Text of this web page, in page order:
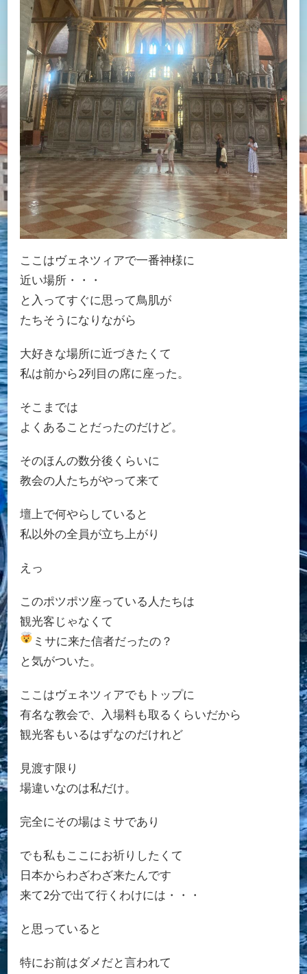
ここはヴェネツィアで一番神様に
近い場所・・・
と入ってすぐに思って鳥肌が
たちそうになりながら
大好きな場所に近づきたくて
私は前から2列目の席に座った。
そこまでは
よくあることだったのだけど。
そのほんの数分後くらいに
教会の人たちがやって来て
壇上で何やらしていると
私以外の全員が立ち上がり
えっ
このポツポツ座っている人たちは
観光客じゃなくて
ミサに来た信者だったの？
と気がついた。
ここはヴェネツィアでもトップに
有名な教会で、入場料も取るくらいだから
観光客もいるはずなのだけれど
見渡す限り
場違いなのは私だけ。
完全にその場はミサであり
でも私もここにお祈りしたくて
日本からわざわざ来たんです
来て2分で出て行くわけには・・・
と思っていると
特にお前はダメだと言われて